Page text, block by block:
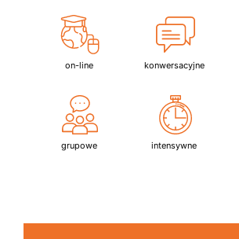
on-line konwersacyjne
grupowe intensywne